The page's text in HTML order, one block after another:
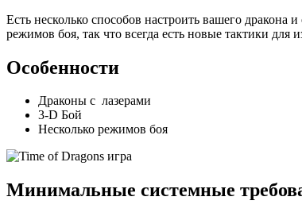
Есть несколько способов настроить вашего дракона
режимов боя, так что всегда есть новые тактики для
Особенности
Драконы с лазерами
3-D Бой
Несколько режимов боя
Минимальные системные